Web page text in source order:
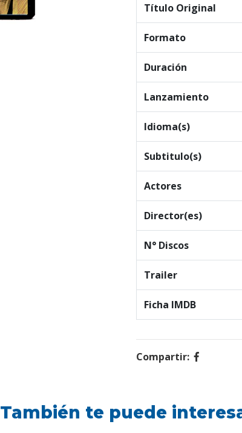
Título Original
Formato
Duración
Lanzamiento
Idioma(s)
Subtitulo(s)
Actores
Director(es)
N° Discos
Trailer
Ficha IMDB
Compartir:
También te puede